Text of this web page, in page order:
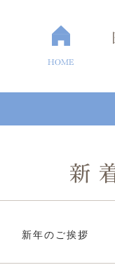
HOME
ブログ
矯正歯科治療
ント
新
新年のご挨拶